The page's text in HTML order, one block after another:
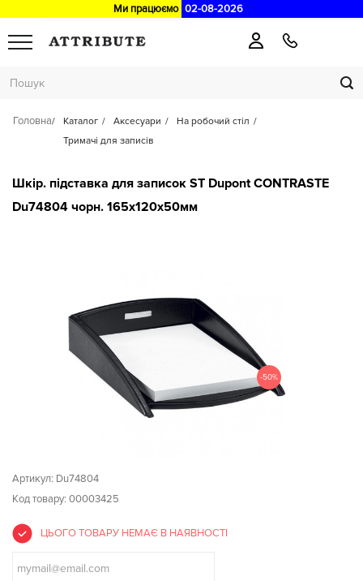
Ми працюємо 02-08-2026
Головна Каталог Аксесуари
На робочий стіл
Тримачі для записів
Шкір. підставка для записок ST Dupont CONTRASTE
Du74804 чорн. 165x120x50мм
-50%
Артикул: Du74804
Код товару: 00003425
ЦЬОГО ТОВАРУ НЕМАЄ В НАЯВНОСТІ